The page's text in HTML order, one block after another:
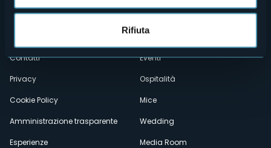
Rifiuta
Menù
secondario
Chi siamo
Contatti
Privacy
Cookie Policy
Amministrazione trasparente
Esperienze
Enogastronomia
Webcam
Eventi
Ospitalità
Mice
Wedding
Media Room